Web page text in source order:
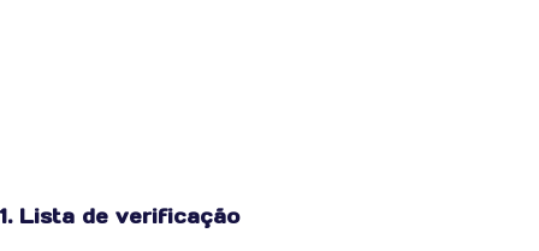
1. Lista de verificação